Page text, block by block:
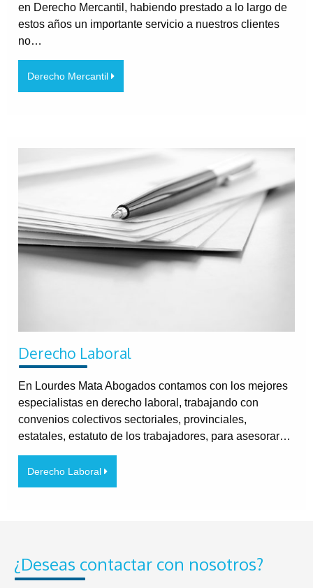
en Derecho Mercantil, habiendo prestado a lo largo de
estos años un importante servicio a nuestros clientes
no…
Derecho Mercantil
Derecho Laboral
En Lourdes Mata Abogados contamos con los mejores
especialistas en derecho laboral, trabajando con
convenios colectivos sectoriales, provinciales,
estatales, estatuto de los trabajadores, para asesorar…
Derecho Laboral
¿Deseas contactar con nosotros?